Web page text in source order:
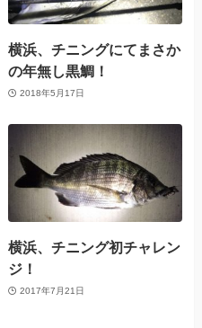
横浜、チニングにてまさか
の年無し黒鯛！
2018年5月17日
横浜、チニング初チャレン
ジ！
2017年7月21日